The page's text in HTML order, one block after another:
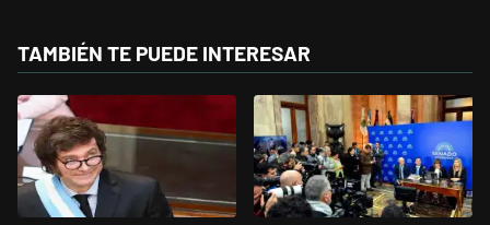
TAMBIÉN TE PUEDE INTERESAR